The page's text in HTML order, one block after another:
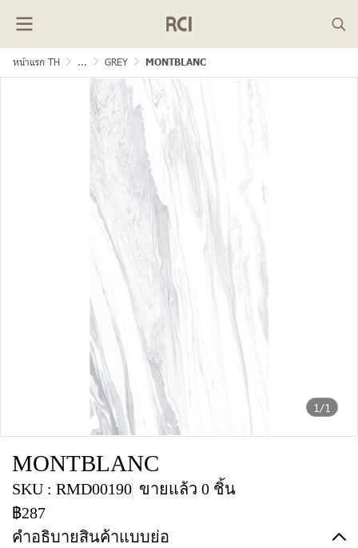
หน้าแรก TH ... GREY MONTBLANC
1/1
MONTBLANC
SKU : RMD00190 ขายแล้ว 0 ชิ้น
฿287
คำอธิบายสินค้าแบบย่อ